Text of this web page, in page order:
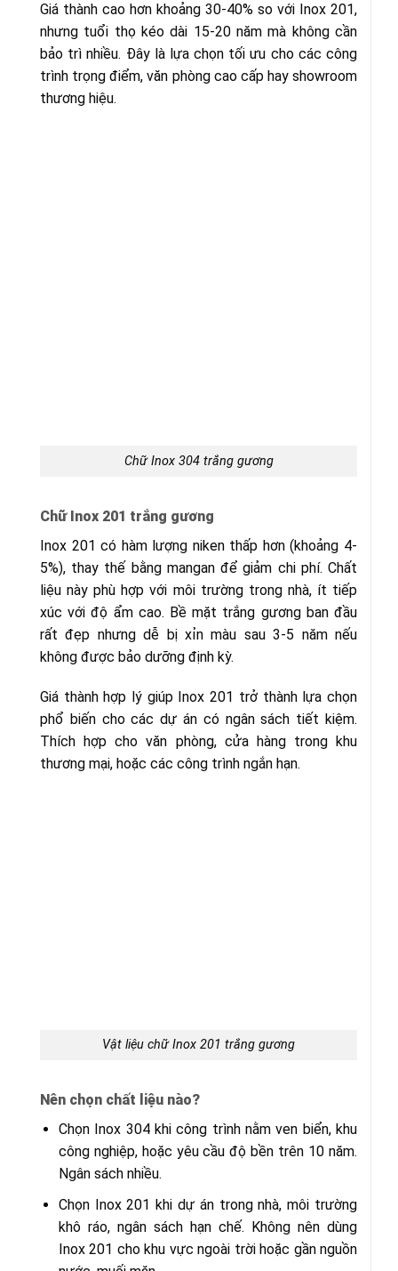
Giá thành cao hơn khoảng 30-40% so với Inox 201,
nhưng tuổi thọ kéo dài 15-20 năm mà không cần
bảo trì nhiều. Đây là lựa chọn tối ưu cho các công
trình trọng điểm, văn phòng cao cấp hay showroom
thương hiệu.
Chữ Inox 304 trắng gương
Chữ Inox 201 trắng gương
Inox 201 có hàm lượng niken thấp hơn (khoảng 4-
5%), thay thế bằng mangan để giảm chi phí. Chất
liệu này phù hợp với môi trường trong nhà, ít tiếp
xúc với độ ẩm cao. Bề mặt trắng gương ban đầu
rất đẹp nhưng dễ bị xỉn màu sau 3-5 năm nếu
không được bảo dưỡng định kỳ.
Giá thành hợp lý giúp Inox 201 trở thành lựa chọn
phổ biến cho các dự án có ngân sách tiết kiệm.
Thích hợp cho văn phòng, cửa hàng trong khu
thương mại, hoặc các công trình ngắn hạn.
Vật liệu chữ Inox 201 trắng gương
Nên chọn chất liệu nào?
Chọn Inox 304 khi công trình nằm ven biển, khu
công nghiệp, hoặc yêu cầu độ bền trên 10 năm.
Ngân sách nhiều.
Chọn Inox 201 khi dự án trong nhà, môi trường
khô ráo, ngân sách hạn chế. Không nên dùng
Inox 201 cho khu vực ngoài trời hoặc gần nguồn